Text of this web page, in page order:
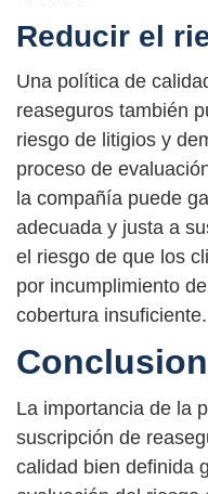
Reducir el
Una política de
reaseguros también
riesgo de litigios y
proceso de
la compañía puede
adecuada y justa a
el riesgo de que los
por incumplimiento
cobertura insuficiente.
La importancia de la
suscripción de
calidad bien definida